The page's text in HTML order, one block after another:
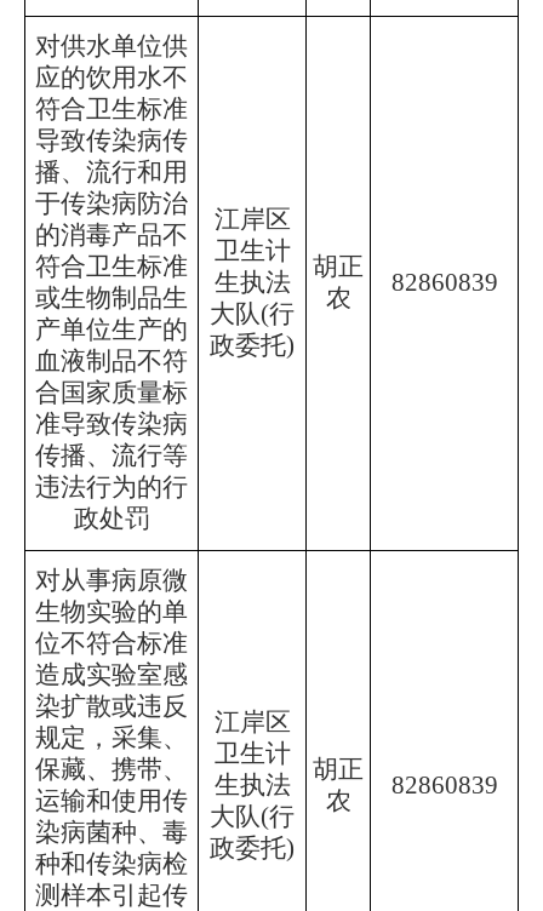
对供水单位供
应的饮用水不
符合卫生标准
导致传染病传
播、流行和用
于传染病防治
的消毒产品不
符合卫生标准
或生物制品生
产单位生产的
血液制品不符
合国家质量标
准导致传染病
传播、流行等
违法行为的行
政处罚
江岸区
卫生计
生执法
大队(行
政委托)
胡正
农
82860839
对从事病原微
生物实验的单
位不符合标准
造成实验室感
染扩散或违反
规定，采集、
保藏、携带、
运输和使用传
染病菌种、毒
种和传染病检
测样本引起传
江岸区
卫生计
生执法
大队(行
政委托)
胡正
农
82860839